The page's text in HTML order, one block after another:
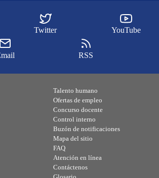
Twitter YouTube
RSS
Talento humano
Ofertas de empleo
Concurso docente
Control interno
Buzón de notificaciones
Mapa del sitio
FAQ
Atención en línea
Contáctenos